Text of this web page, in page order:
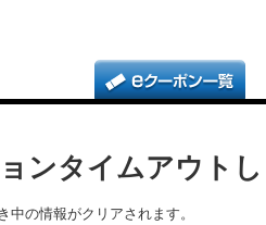
ンタイムアウトし
の情報がクリアされます。